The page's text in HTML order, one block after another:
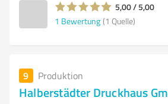
5,00 / 5,00
1 Bewertung (1 Quelle)
9 Produktion
Halberstädter Druckhaus